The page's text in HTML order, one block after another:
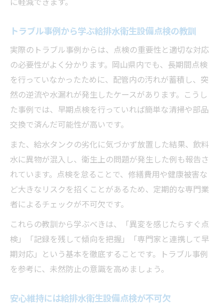
トラブル事例から学ぶ給排水衛生設備点検の教訓
実際のトラブル事例からは、点検の重要性と適切な対応
の必要性がよく分かります。岡山県内でも、長期間点検
を行っていなかったために、配管内の汚れが蓄積し、突
然の逆流や水漏れが発生したケースがあります。こうし
た事例では、早期点検を行っていれば簡単な清掃や部品
交換で済んだ可能性が高いです。
また、給水タンクの劣化に気づかず放置した結果、飲料
水に異物が混入し、衛生上の問題が発生した例も報告さ
れています。点検を怠ることで、修繕費用や健康被害な
ど大きなリスクを招くことがあるため、定期的な専門業
者によるチェックが不可欠です。
これらの教訓から学ぶべきは、「異変を感じたらすぐ点
検」「記録を残して傾向を把握」「専門家と連携して早
期対応」という基本を徹底することです。トラブル事例
を参考に、未然防止の意識を高めましょう。
安心維持には給排水衛生設備点検が不可欠